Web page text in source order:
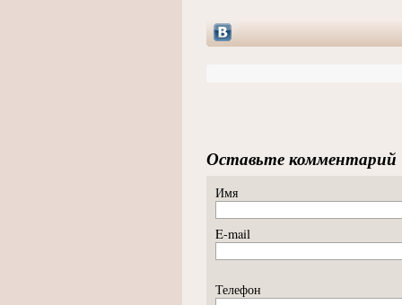
Оставьте комментарий
Имя
E-mail
Телефон